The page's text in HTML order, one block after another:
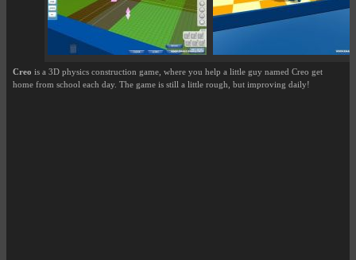
Creo is a 3D physics construction game, where you help a little guy named Creo get
home from school each day. The game is still a little rough, but improving daily!